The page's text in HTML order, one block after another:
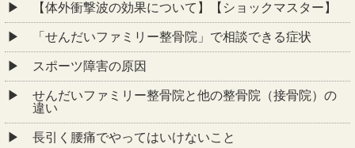
【体外衝撃波の効果について】【ショックマスター】
「せんだいファミリー整骨院」で相談できる症状
スポーツ障害の原因
せんだいファミリー整骨院と他の整骨院（接骨院）の
違い
長引く腰痛でやってはいけないこと